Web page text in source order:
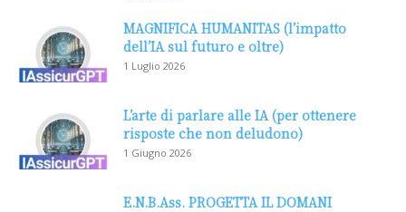
MAGNIFICA HUMANITAS (l’impatto
dell’IA sul futuro e oltre)
1 Luglio 2026
L’arte di parlare alle IA (per ottenere
risposte che non deludono)
1 Giugno 2026
E.N.B.Ass. PROGETTA IL DOMANI